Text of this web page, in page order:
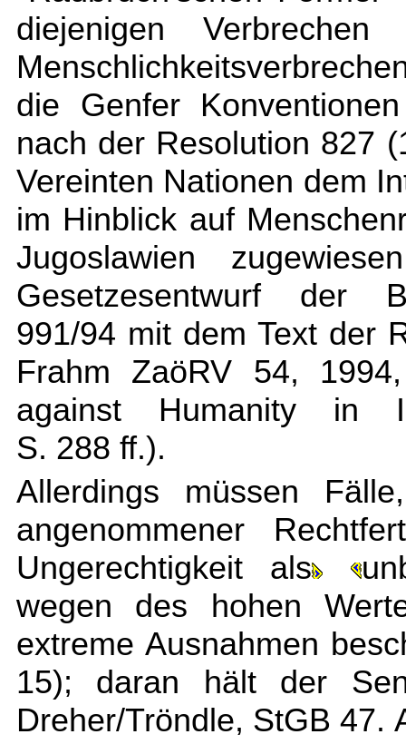
diejenigen
die Genfer
nach der Resolution 827
Vereinten Nationen dem
im Hinblick auf
Jugoslawien
Gesetzesentwurf der
991/94 mit dem Text der
Frahm ZaöRV 54,
against Humanity in
S. 288 ff.).
Allerdings müssen
angenommener
Ungerechtigkeit als
wegen des hohen
extreme Ausnahmen
15); daran hält der
Dreher/Tröndle, StGB 47.